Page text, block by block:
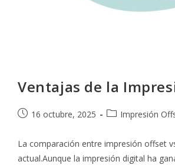
Ventajas de la
Publicación
la
entrada:
16 octubre, 2025
Categoría
entrada:
Impresión
La comparación entre impresión offset
actual.Aunque la impresión digital ha